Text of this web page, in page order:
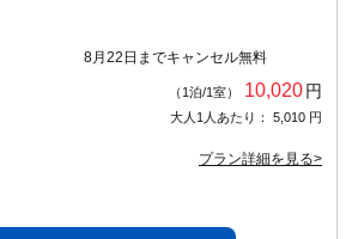
8月22日までキャンセル無料
（1泊/1室） 10,020円
大人1人あたり： 5,010 円
プラン詳細を見る>